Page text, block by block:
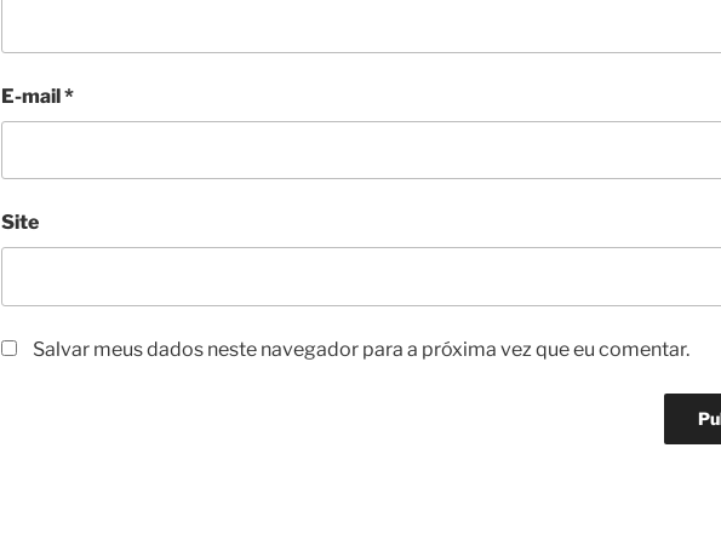
E-mail*
Site
Salvar meus dados neste navegador para a próxima vez que eu comentar.